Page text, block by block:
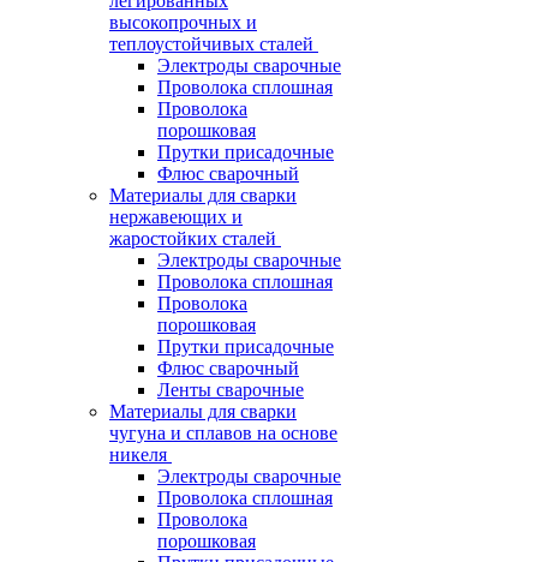
высокопрочных и
теплоустойчивых сталей
Электроды сварочные
Проволока сплошная
Проволока
порошковая
Прутки присадочные
Флюс сварочный
Материалы для сварки
нержавеющих и
жаростойких сталей
Электроды сварочные
Проволока сплошная
Проволока
порошковая
Прутки присадочные
Флюс сварочный
Ленты сварочные
Материалы для сварки
чугуна и сплавов на основе
никеля
Электроды сварочные
Проволока сплошная
Проволока
порошковая